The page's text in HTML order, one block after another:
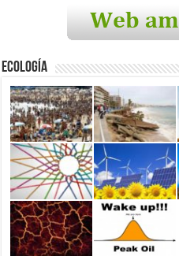
Ecología